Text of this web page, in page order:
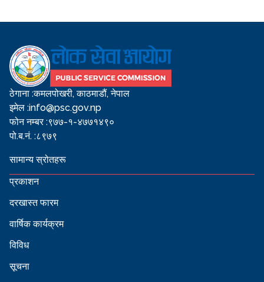
ठेगाना :कमलपोखरी, काठमाडौं, नेपाल
इमेल :info@psc.gov.np
फोन नम्बर :९७७-१-४७७१४९०
पो.ब.नं. :८९७९
सामान्य स्रोतहरू
प्रकाशन
दरखास्त फारम
वार्षिक कार्यक्रम
विविध
सूचना